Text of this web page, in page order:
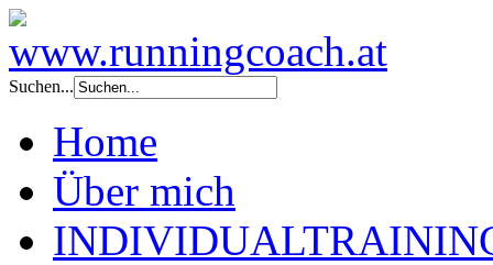
Suchen...
Home
Über mich